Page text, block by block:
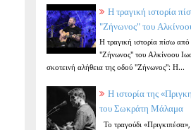
Η τραγική ιστορία
"Ζήνωνος" του
Η τραγική ιστορία πίσω από
"Ζήνωνος" του Αλκίνοου
σκοτεινή αλήθεια της οδού "Ζήνωνος": Η...
Η ιστορία της
του Σωκράτη Μάλαμα
Το τραγούδι